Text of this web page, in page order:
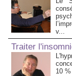
v...
Traiter
10